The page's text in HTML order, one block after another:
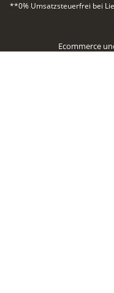
**0% Umsatzsteuerfrei bei
Ecommerce